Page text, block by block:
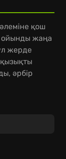
қош
ойынды жаңа
жерде
әрбір